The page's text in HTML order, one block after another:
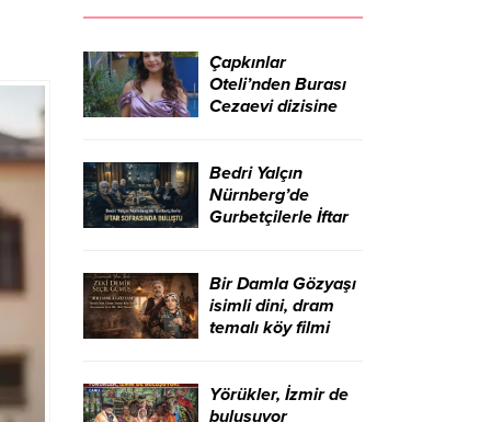
Çapkınlar
Oteli’nden Burası
Cezaevi dizisine
Bedri Yalçın
Nürnberg’de
Gurbetçilerle İftar
Bir Damla Gözyaşı
isimli dini, dram
temalı köy filmi
Yörükler, İzmir de
buluşuyor